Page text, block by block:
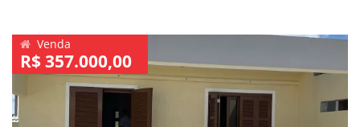
Venda
R$ 357.000,00